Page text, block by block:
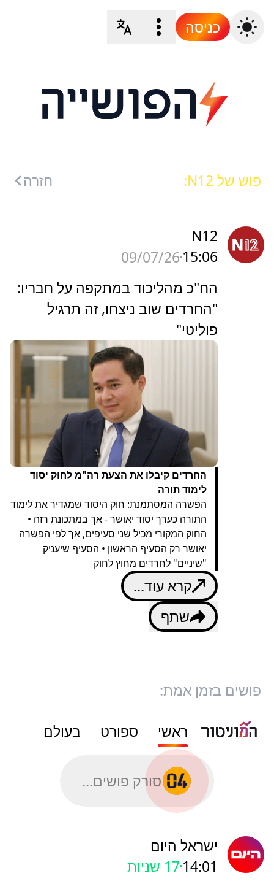
כניסה
פוש של N12: חזרה
N12
15:06
09/07/26
הח"כ מהליכוד במתקפה על חבריו:
"החרדים שוב ניצחו, זה תרגיל
פוליטי"
החרדים קיבלו את הצעת רה"מ לחוק יסוד
לימוד תורה
הפשרה המסתמנת: חוק היסוד שמגדיר את לימוד
התורה כערך יסוד יאושר - אך במתכונת רזה •
החוק המקורי מכיל שני סעיפים, אך לפי הפשרה
יאושר רק הסעיף הראשון • הסעיף שיעניק
"שיניים" לחרדים מחוץ לחוק
קרא עוד...
שתף
פושים בזמן אמת:
ראשי ספורט בעולם
סורק פושים...
ישראל היום
14:01 19 שניות